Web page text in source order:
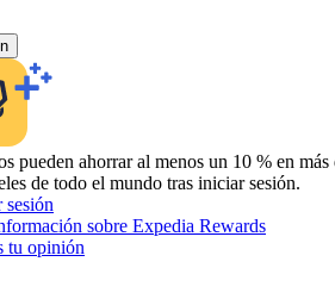
pueden ahorrar al menos un 10 % en más
de todo el mundo tras iniciar sesión.
sobre Expedia Rewards
tu opinión